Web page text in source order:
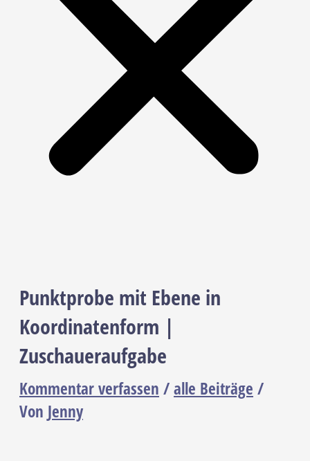
Punktprobe mit Ebene in
Koordinatenform |
Zuschaueraufgabe
Kommentar verfassen /alle Beiträge /
Von Jenny